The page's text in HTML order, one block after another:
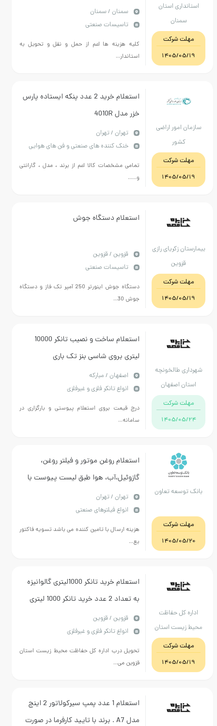
استان
شرکت
1405/
طبق لیست پیوست
سمنان / سمنان
تاسیسات صنعتی
کلیه هزینه ها اعم از حمل و نقل و تحویل به
استاندار...
امور اراضی
شرکت
1405/
استعلام خرید 2 عدد پنکه ایستاده پارس
تهران / تهران
خنک کننده های صنعتی و فن های هوایی
تمامی مشخصات کالا اعم از برند ، مدل ، گارانتی
و......
زکریای رازی
شرکت
1405/
استعلام دستگاه جوش
قزوين / قزوین
تاسیسات صنعتی
دستگاه جوش اینورتر 250 آمپر تک فاز و دستگاه
جوش 30...
طالخونچه
اصفهان
شرکت
1405/
استعلام ساخت و نصیب تانکر 10000
لیتری بروی شاسی بنز تک باری
اصفهان / مبارکه
انواع تانکر فلزی و غیرفلزی
درج قیمت بروی استعلام پیوستی و بارگزاری در
سامانه...
تعاون
شرکت
1405/
استعلام روغن موتور و فیلتر روغن،
گازوئیل،آب، هوا طبق لیست پیوست با
برگه ضمانت اصلی ارسال فوری
تهران / تهران
انواع فیلترهای صنعتی
هزینه ارسال با تامین کننده می باشد تسویه فاکتور
بع...
کل حفاظت
استان
قزوین
شرکت
1405/
استعلام خرید تانکر 1000لیتری گالوانیزه
به تعداد 2 عدد خرید تانکر 1000 لیتری
پلی اتیلن به تعداد 1 عدد به شرح جدول
پیوست
قزوين / قزوین
انواع تانکر فلزی و غیرفلزی
تحویل درب اداره کل حفاظت محیط زیست استان
قزوین می...
استعلام 1 عدد پمپ سیرکولاتور 2 اینچ
مدل A7 . برند با تایید کارفرما در صورت